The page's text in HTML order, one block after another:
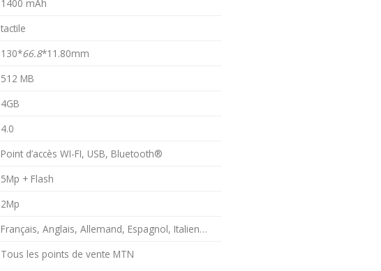
1400 mAh
tactile
130*66.8*11.80mm
512 MB
4GB
4.0
Point d’accès WI-FI, USB, Bluetooth®
5Mp + Flash
2Mp
Français, Anglais, Allemand, Espagnol, Italien…
Tous les points de vente MTN